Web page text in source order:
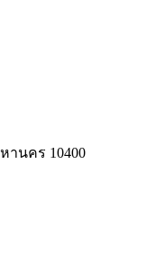
านคร 10400